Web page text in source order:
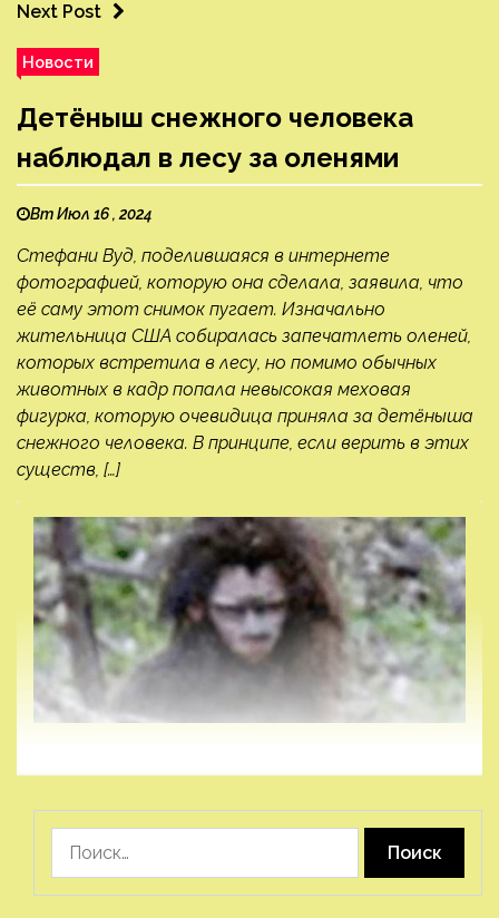
Next Post
Новости
Детёныш снежного человека
наблюдал в лесу за оленями
Вт Июл 16 , 2024
Стефани Вуд, поделившаяся в интернете
фотографией, которую она сделала, заявила, что
её саму этот снимок пугает. Изначально
жительница США собиралась запечатлеть оленей,
которых встретила в лесу, но помимо обычных
животных в кадр попала невысокая меховая
фигурка, которую очевидица приняла за детёныша
снежного человека. В принципе, если верить в этих
существ, […]